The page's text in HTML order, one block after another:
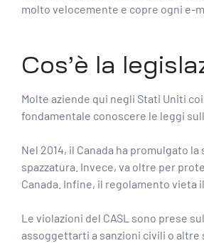
molto velocemente e copre ogni e-
Cos’è la
Molte aziende qui negli Stati Uniti
fondamentale conoscere le leggi
Nel 2014, il Canada ha promulgato
spazzatura. Invece, va oltre per
Canada. Infine, il regolamento vieta
Le violazioni del CASL sono prese
assoggettarti a sanzioni civili o altre